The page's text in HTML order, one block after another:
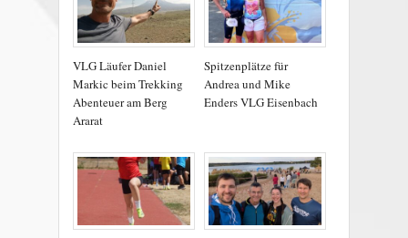
VLG Läufer Daniel
Markic beim Trekking
Abenteuer am Berg
Ararat
Spitzenplätze für
Andrea und Mike
Enders VLG Eisenbach